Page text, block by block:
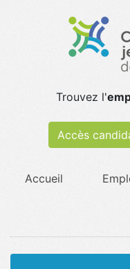
Trouvez l'
Accès
Accueil